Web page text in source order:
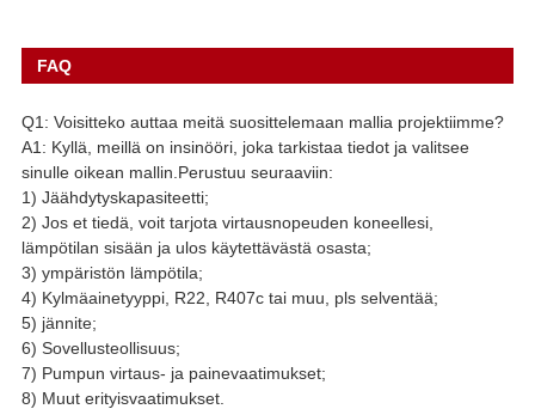
FAQ
Q1: Voisitteko auttaa meitä suosittelemaan mallia projektiimme?
A1: Kyllä, meillä on insinööri, joka tarkistaa tiedot ja valitsee
sinulle oikean mallin.Perustuu seuraaviin:
1) Jäähdytyskapasiteetti;
2) Jos et tiedä, voit tarjota virtausnopeuden koneellesi,
lämpötilan sisään ja ulos käytettävästä osasta;
3) ympäristön lämpötila;
4) Kylmäainetyyppi, R22, R407c tai muu, pls selventää;
5) jännite;
6) Sovellusteollisuus;
7) Pumpun virtaus- ja painevaatimukset;
8) Muut erityisvaatimukset.